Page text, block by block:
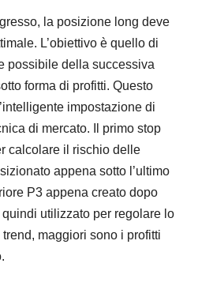
la posizione long deve
L’obiettivo è quello di
possibile della successiva
forma di profitti. Questo
impostazione di
di mercato. Il primo stop
calcolare il rischio delle
appena sotto l’ultimo
P3 appena creato dopo
quindi utilizzato per regolare lo
maggiori sono i profitti